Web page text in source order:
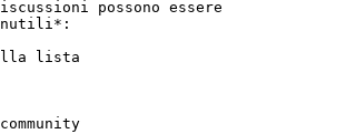
possono essere
lista